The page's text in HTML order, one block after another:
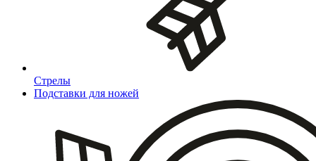
Стрелы
Подставки для ножей